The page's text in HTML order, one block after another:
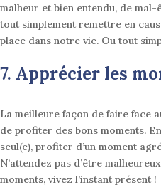
malheur et bien entendu, de
tout simplement remettre en
place dans notre vie. Ou tout
7. Apprécier les
La meilleure façon de faire face
de profiter des bons moments.
seul(e), profiter d’un moment
N’attendez pas d’être
moments, vivez l’instant présent !